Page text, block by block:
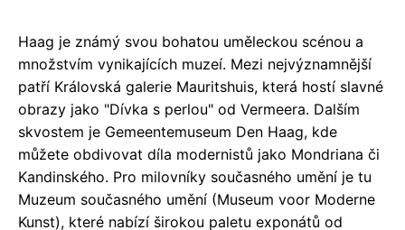
Haag je známý svou bohatou uměleckou scénou a
množstvím vynikajících muzeí. Mezi nejvýznamnější
patří Královská galerie Mauritshuis, která hostí slavné
obrazy jako "Dívka s perlou" od Vermeera. Dalším
skvostem je Gemeentemuseum Den Haag, kde
můžete obdivovat díla modernistů jako Mondriana či
Kandinského. Pro milovníky současného umění je tu
Muzeum současného umění (Museum voor Moderne
Kunst), které nabízí širokou paletu exponátů od